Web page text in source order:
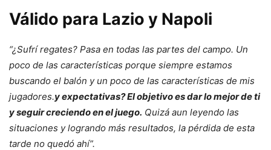
Válido para Lazio y Napoli
“¿Sufrí regates? Pasa en todas las partes del campo. Un
poco de las características porque siempre estamos
buscando el balón y un poco de las características de mis
jugadores.y expectativas? El objetivo es dar lo mejor de ti
y seguir creciendo en el juego. Quizá aun leyendo las
situaciones y logrando más resultados, la pérdida de esta
tarde no quedó ahí”.